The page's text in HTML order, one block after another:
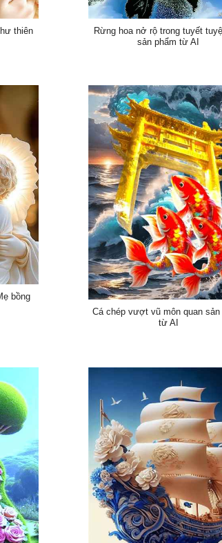
thiên
Rừng hoa nở rộ trong tuyết
sản phẩm từ AI
bồng
Cá chép vượt vũ môn quan sản
từ AI